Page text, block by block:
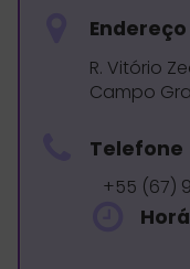
Endereço
R. Vitório
Campo
Telefone
+55 (67)